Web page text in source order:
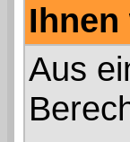
Aus